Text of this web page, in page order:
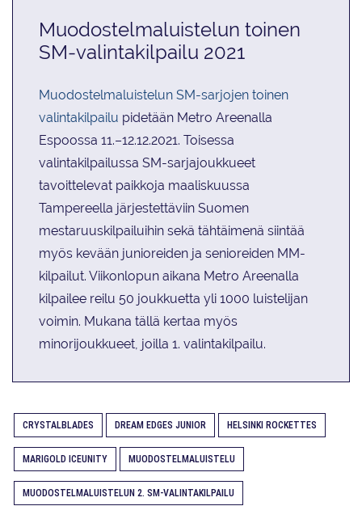
Muodostelmaluistelun toinen
SM-valintakilpailu 2021
Muodostelmaluistelun SM-sarjojen toinen
valintakilpailu pidetään Metro Areenalla
Espoossa 11.–12.12.2021. Toisessa
valintakilpailussa SM-sarjajoukkueet
tavoittelevat paikkoja maaliskuussa
Tampereella järjestettäviin Suomen
mestaruuskilpailuihin sekä tähtäimenä siintää
myös kevään junioreiden ja senioreiden MM-
kilpailut. Viikonlopun aikana Metro Areenalla
kilpailee reilu 50 joukkuetta yli 1000 luistelijan
voimin. Mukana tällä kertaa myös
minorijoukkueet, joilla 1. valintakilpailu.
CRYSTALBLADES DREAM EDGES JUNIOR HELSINKI ROCKETTES
MARIGOLD ICEUNITY MUODOSTELMALUISTELU
MUODOSTELMALUISTELUN 2. SM-VALINTAKILPAILU